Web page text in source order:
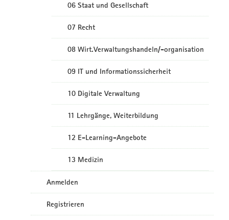
06 Staat und Gesellschaft
07 Recht
08 Wirt.Verwaltungshandeln/-organisation
09 IT und Informationssicherheit
10 Digitale Verwaltung
11 Lehrgänge, Weiterbildung
12 E-Learning-Angebote
13 Medizin
Anmelden
Registrieren